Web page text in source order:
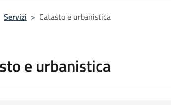
Servizi > Catasto e urbanistica
e urbanistica